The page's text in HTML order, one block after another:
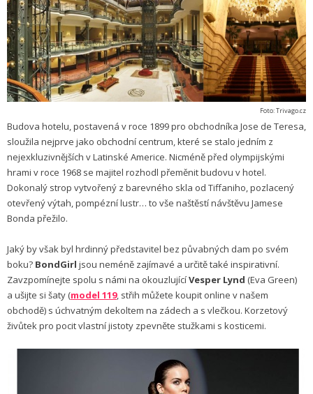
Foto: Trivago.cz
Budova hotelu, postavená v roce 1899 pro obchodníka Jose de Teresa,
sloužila nejprve jako obchodní centrum, které se stalo jedním z
nejexkluzivnějších v Latinské Americe. Nicméně před olympijskými
hrami v roce 1968 se majitel rozhodl přeměnit budovu v hotel.
Dokonalý strop vytvořený z barevného skla od Tiffaniho, pozlacený
otevřený výtah, pompézní lustr… to vše naštěstí návštěvu Jamese
Bonda přežilo.
Jaký by však byl hrdinný představitel bez půvabných dam po svém
boku? BondGirl jsou neméně zajímavé a určitě také inspirativní.
Zavzpomínejte spolu s námi na okouzlujícíVesper Lynd (Eva Green)
a ušijte si šaty (model 119, střih můžete koupit online v našem
obchodě) s úchvatným dekoltem na zádech a s vlečkou. Korzetový
živůtek pro pocit vlastní jistoty zpevněte stužkami s kosticemi.